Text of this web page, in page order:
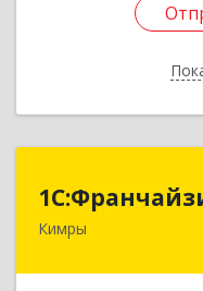
Кимры